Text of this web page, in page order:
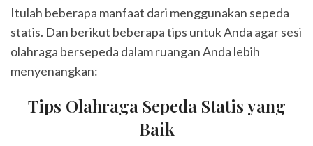
Itulah beberapa manfaat dari menggunakan sepeda
statis. Dan berikut beberapa tips untuk Anda agar sesi
olahraga bersepeda dalam ruangan Anda lebih
menyenangkan:
Tips Olahraga Sepeda Statis yang
Baik